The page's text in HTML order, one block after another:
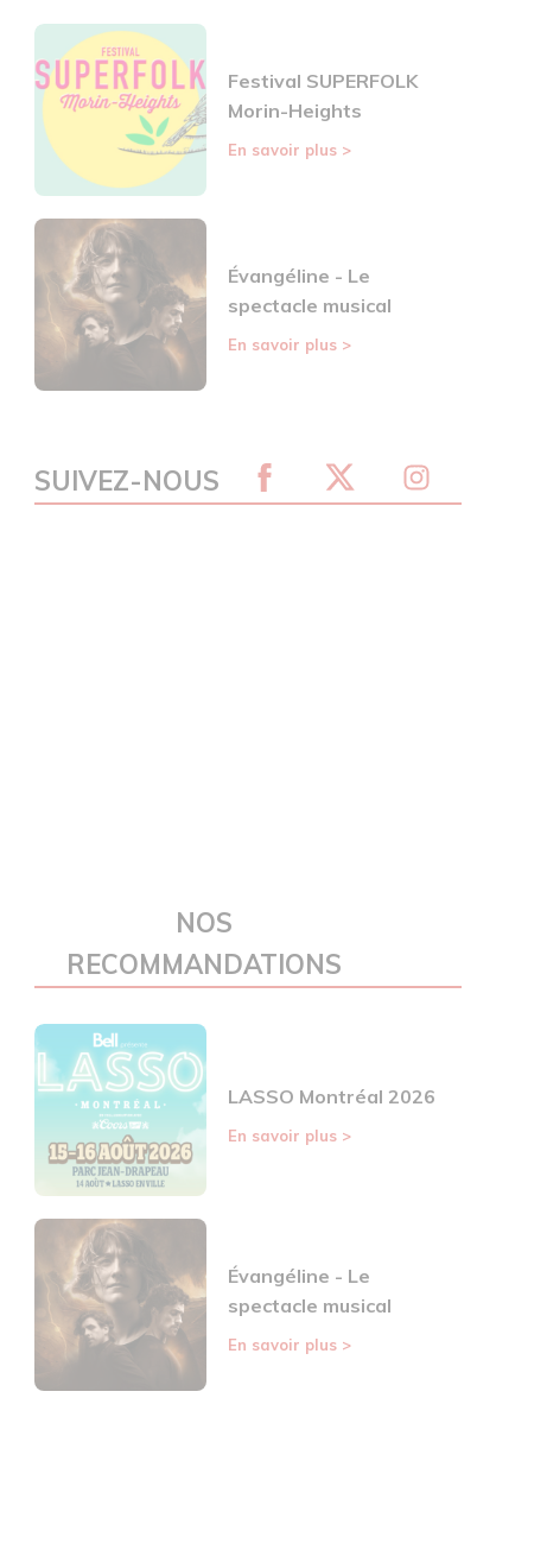
Festival SUPERFOLK
Morin-Heights
En savoir plus >
Évangéline - Le
spectacle musical
En savoir plus >
SUIVEZ-NOUS
NOS
RECOMMANDATIONS
LASSO Montréal 2026
En savoir plus >
Évangéline - Le
spectacle musical
En savoir plus >